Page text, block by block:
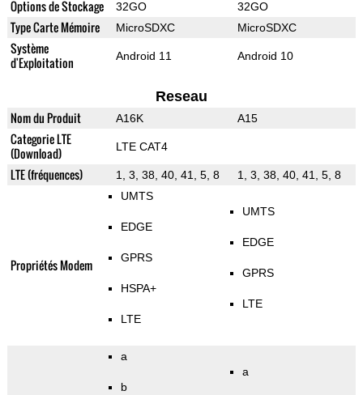
Options de Stockage 32GO 32GO
Type Carte Mémoire MicroSDXC MicroSDXC
Système
d'Exploitation
Android 11 Android 10
Reseau
Nom du Produit A16K A15
Categorie LTE
(Download)
LTE CAT4
LTE (fréquences) 1, 3, 38, 40, 41, 5, 8 1, 3, 38, 40, 41, 5, 8
Propriétés Modem
UMTS
EDGE
GPRS
HSPA+
LTE
UMTS
EDGE
GPRS
LTE
a
b
a